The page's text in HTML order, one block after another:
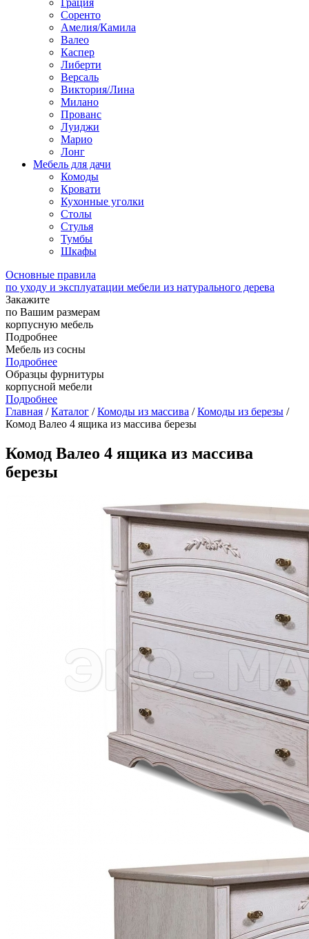
Грация
Соренто
Амелия/Камила
Валео
Каспер
Либерти
Версаль
Виктория/Лина
Милано
Прованс
Луиджи
Марио
Лонг
Мебель для дачи
Комоды
Кровати
Кухонные уголки
Столы
Стулья
Тумбы
Шкафы
Основные правила
по уходу и эксплуатации мебели из натурального дерева
Закажите
по Вашим размерам
корпусную мебель
Подробнее
Мебель из сосны
Подробнее
Образцы фурнитуры
корпусной мебели
Подробнее
Главная /Каталог /Комоды из массива /Комоды из березы /
Комод Валео 4 ящика из массива березы
Комод Валео 4 ящика из массива
березы